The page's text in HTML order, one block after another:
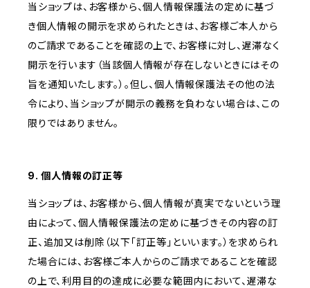
当ショップは、お客様から、個人情報保護法の定めに基づ
き個人情報の開示を求められたときは、お客様ご本人から
のご請求であることを確認の上で、お客様に対し、遅滞なく
開示を行います（当該個人情報が存在しないときにはその
旨を通知いたします。）。但し、個人情報保護法その他の法
令により、当ショップが開示の義務を負わない場合は、この
限りではありません。
9. 個人情報の訂正等
当ショップは、お客様から、個人情報が真実でないという理
由によって、個人情報保護法の定めに基づきその内容の訂
正、追加又は削除（以下「訂正等」といいます。）を求められ
た場合には、お客様ご本人からのご請求であることを確認
の上で、利用目的の達成に必要な範囲内において、遅滞な